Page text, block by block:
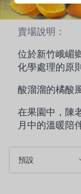
賣場說明：
位於新竹峨嵋
化學處理的原
酸溜溜的橘酸
在果園中，陳
月中的溫暖陪
Focus